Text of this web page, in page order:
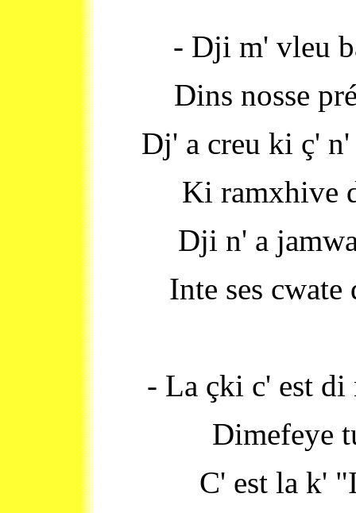
- Dji m' vleu
Dins nosse
Dj' a creu ki ç'
Ki ramxhive
Dji n' a
Inte ses
- La çki c' est di
Dimefeye
C' est la k'